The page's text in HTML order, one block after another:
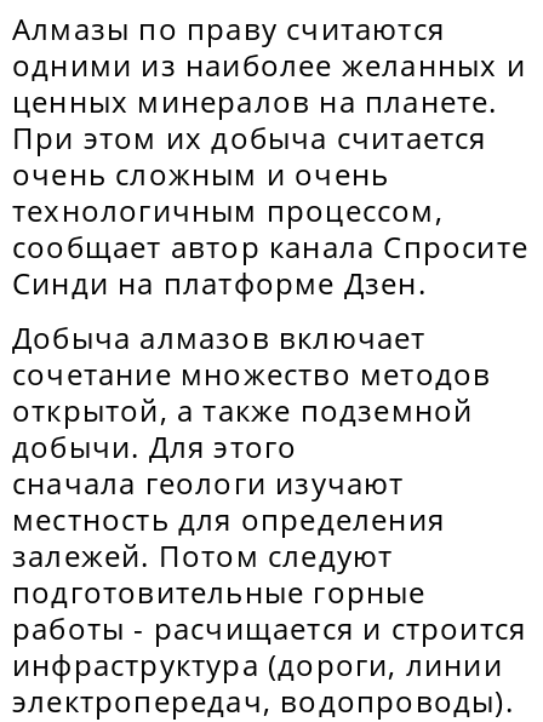
Алмазы по праву считаются
одними из наиболее желанных и
ценных минералов на планете.
При этом их добыча считается
очень сложным и очень
технологичным процессом,
сообщает автор канала Спросите
Синди на платформе Дзен.
Добыча алмазов включает
сочетание множество методов
открытой, а также подземной
добычи. Для этого
сначала геологи изучают
местность для определения
залежей. Потом следуют
подготовительные горные
работы - расчищается и строится
инфраструктура (дороги, линии
электропередач, водопроводы).